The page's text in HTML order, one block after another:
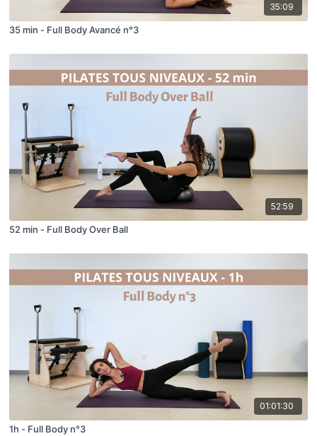
35:09
35 min - Full Body Avancé n°3
52:59
52 min - Full Body Over Ball
01:01:30
1h - Full Body n°3